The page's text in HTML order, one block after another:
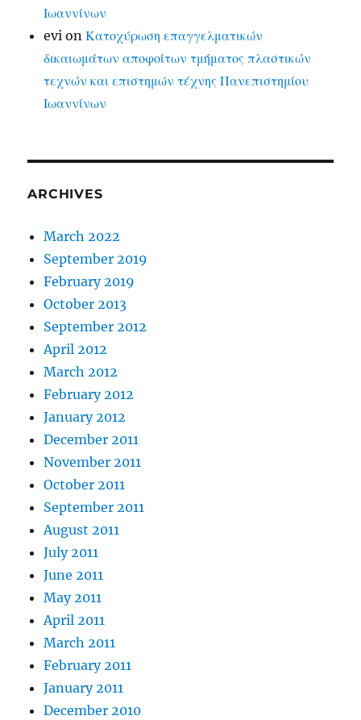
Ιωαννίνων
evi onΚατοχύρωση επαγγελματικών
δικαιωμάτων αποφοίτων τμήματος πλαστικών
τεχνών και επιστημών τέχνης Πανεπιστημίου
Ιωαννίνων
ARCHIVES
March 2022
September 2019
February 2019
October 2013
September 2012
April 2012
March 2012
February 2012
January 2012
December 2011
November 2011
October 2011
September 2011
August 2011
July 2011
June 2011
May 2011
April 2011
March 2011
February 2011
January 2011
December 2010